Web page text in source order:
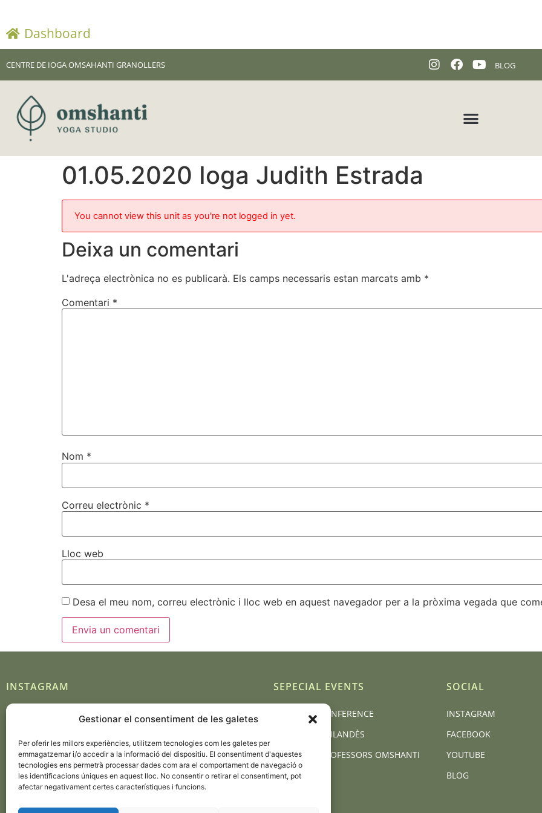
Gestionar el consentiment de les galetes
Per oferir les millors experiències, utilitzem tecnologies com les galetes per
emmagatzemar i/o accedir a la informació del dispositiu. El consentiment d'aquestes
tecnologies ens permetrà processar dades com ara el comportament de navegació o
les identificacions úniques en aquest lloc. No consentir o retirar el consentiment, pot
afectar negativament certes característiques i funcions.
Dashboard
CENTRE DE IOGA OMSAHANTI GRANOLLERS BLOG
01.05.2020 Ioga Judith Estrada
You cannot view this unit as you're not logged in yet.
Deixa un comentari
L'adreça electrònica no es publicarà. Els camps necessaris estan marcats amb *
Comentari *
Nom *
Correu electrònic *
Lloc web
Desa el meu nom, correu electrònic i lloc web en aquest navegador per a la pròxima vegada que
INSTAGRAM
Seguir en Instagram
SEPECIAL EVENTS
BCN YOGA CONFERENCE
MASSATGE TAILANDÈS
FORMACIÓ PROFESSORS OMSHANTI
SOCIAL
INSTAGRAM
FACEBOOK
YOUTUBE
BLOG